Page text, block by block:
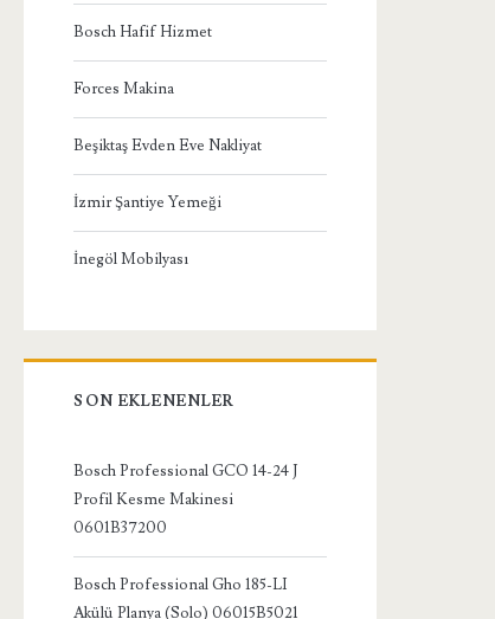
Bosch Hafif Hizmet
Forces Makina
Beşiktaş Evden Eve Nakliyat
İzmir Şantiye Yemeği
İnegöl Mobilyası
SON EKLENENLER
Bosch Professional GCO 14-24 J
Profil Kesme Makinesi
0601B37200
Bosch Professional Gho 185-LI
Akülü Planya (Solo) 06015B5021